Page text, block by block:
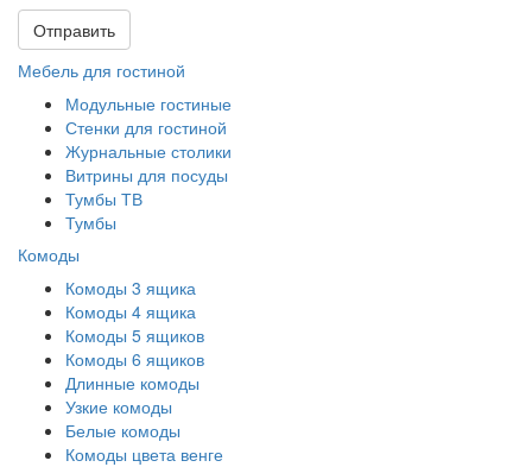
Отправить
Мебель для гостиной
Модульные гостиные
Стенки для гостиной
Журнальные столики
Витрины для посуды
Тумбы ТВ
Тумбы
Комоды
Комоды 3 ящика
Комоды 4 ящика
Комоды 5 ящиков
Комоды 6 ящиков
Длинные комоды
Узкие комоды
Белые комоды
Комоды цвета венге